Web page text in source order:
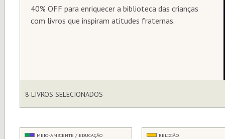
40% OFF para enriquecer a biblioteca das crianças
com livros que inspiram atitudes fraternas.
8 LIVROS SELECIONADOS
MEIO-AMBIENTE / EDUCAÇÃO RELIGIÃO